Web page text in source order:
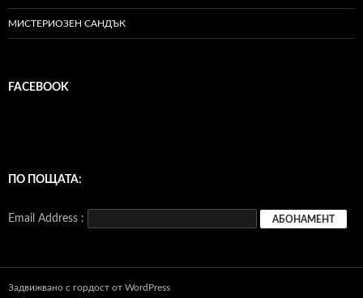
МИСТЕРИОЗЕН САНДЪК
FACEBOOK
ПО ПОЩАТА:
Email Address :
Задвижвано с гордост от WordPress